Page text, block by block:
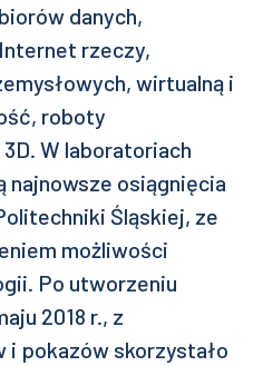
danych,
rzeczy,
wirtualną i
roboty
W laboratoriach
najnowsze osiągnięcia
Śląskiej, ze
możliwości
Po utworzeniu
2018 r., z
pokazów skorzystało